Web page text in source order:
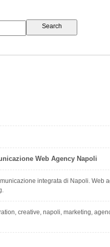
Web Agency Napoli
integrata di Napoli. Web
creative, napoli, marketing,